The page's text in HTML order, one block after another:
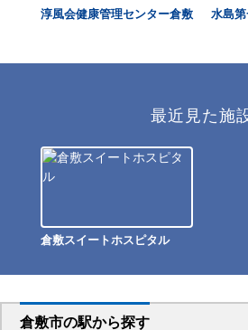
淳風会健康管理センター倉敷 水島
最近見た施
倉敷スイートホスピタル
倉敷市の駅から探す